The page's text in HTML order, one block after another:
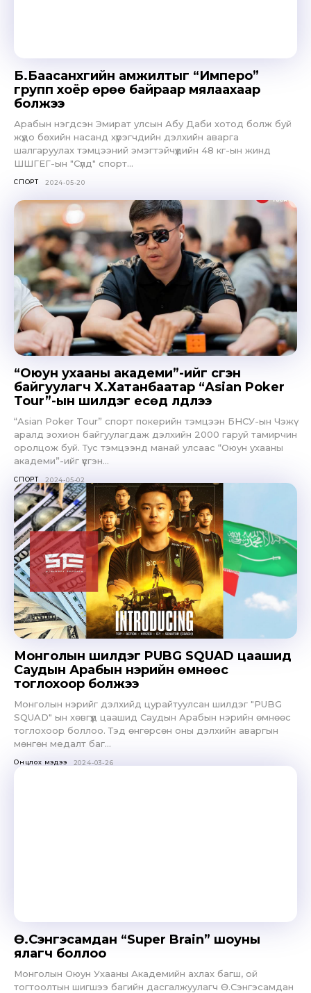
Б.Баасанxүүгийн амжилтыг “Имперо”
групп хоёр өрөө байраар мялаахаар
болжээ
Арабын нэгдсэн Эмират улсын Абу Даби хотод болж буй
жүдо бөхийн насанд хүрэгчдийн дэлхийн аварга
шалгаруулах тэмцээний эмэгтэйчүүдийн 48 кг-ын жинд
ШШГЕГ-ын "Сүлд" спорт...
СПОРТ 2024-05-20
“Оюун ухааны академи”-ийг үүсгэн
байгуулагч Х.Хатанбаатар “Asian Poker
Tour”-ын шилдэг есөд үлдлээ
“Asian Poker Tour” спорт покерийн тэмцээн БНСУ-ын Чэжү
аралд зохион байгуулагдаж дэлхийн 2000 гаруй тамирчин
оролцож буй. Тус тэмцээнд манай улсаас “Оюун ухааны
академи”-ийг үүсгэн...
СПОРТ 2024-05-02
Монголын шилдэг PUBG SQUAD цаашид
Саудын Арабын нэрийн өмнөөс
тоглохоор болжээ
Монголын нэрийг дэлхийд цурайтуулсан шилдэг "PUBG
SQUAD" ын хөвгүүд цаашид Саудын Арабын нэрийн өмнөөс
тоглохоор боллоо. Тэд өнгөрсөн оны дэлхийн аваргын
мөнгөн медалт баг...
Онцлох мэдээ 2024-03-26
Ө.Сэнгэсамдан “Super Brain” шоуны
ялагч боллоо
Монголын Оюун Ухааны Академийн ахлах багш, ой
тогтоолтын шигшээ багийн дасгалжуулагч Ө.Сэнгэсамдан